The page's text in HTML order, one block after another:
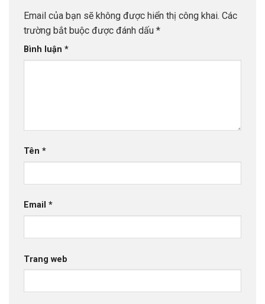
Email của bạn sẽ không được hiển thị công khai. Các
trường bắt buộc được đánh dấu *
Bình luận *
Tên *
Email *
Trang web